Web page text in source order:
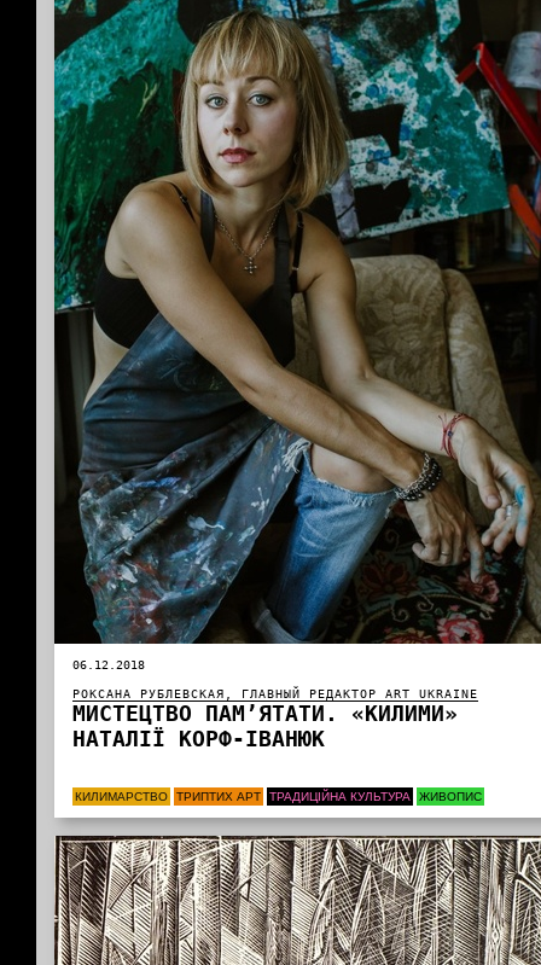
06.12.2018
РОКСАНА РУБЛЕВСКАЯ, ГЛАВНЫЙ РЕДАКТОР ART UKRAINE
МИСТЕЦТВО ПАМ’ЯТАТИ. «КИЛИМИ»
НАТАЛІЇ КОРФ-ІВАНЮК
КИЛИМАРСТВО ТРИПТИХ АРТ ТРАДИЦІЙНА КУЛЬТУРА ЖИВОПИС